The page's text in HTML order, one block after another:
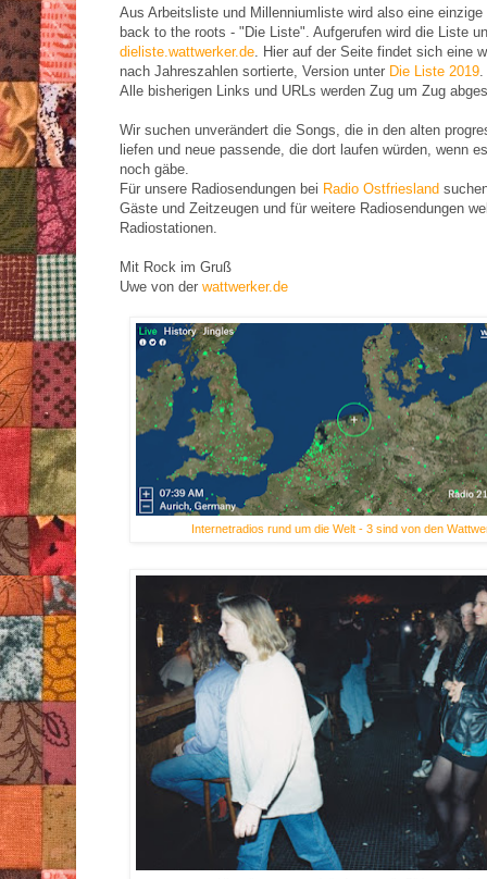
Aus Arbeitsliste und Millenniumliste wird also eine
back to the roots - "Die Liste". Aufgerufen wird die Liste
dieliste.wattwerker.de . Hier auf der Seite findet sich eine
nach Jahreszahlen sortierte, Version unter Die Liste 2019
Alle bisherigen Links und URLs werden Zug um Zug
Wir suchen unverändert die Songs, die in den alten
liefen und neue passende, die dort laufen würden, wenn
noch gäbe.
Für unsere Radiosendungen bei Radio Ostfriesland
Gäste und Zeitzeugen und für weitere Radiosendungen
Radiostationen.
Mit Rock im Gruß
Uwe von der wattwerker.de
Internetradios rund um die Welt - 3 sind von den